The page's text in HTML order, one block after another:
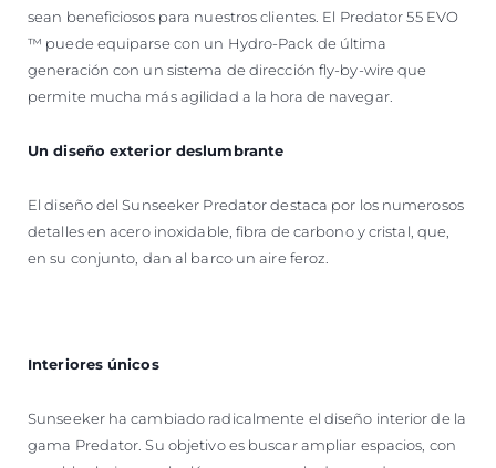
sean beneficiosos para nuestros clientes. El Predator 55 EVO
™ puede equiparse con un Hydro-Pack de última
generación con un sistema de dirección fly-by-wire que
permite mucha más agilidad a la hora de navegar.
Un diseño exterior deslumbrante
El diseño del Sunseeker Predator destaca por los numerosos
detalles en acero inoxidable, fibra de carbono y cristal, que,
en su conjunto, dan al barco un aire feroz.
Interiores únicos
Sunseeker ha cambiado radicalmente el diseño interior de la
gama Predator. Su objetivo es buscar ampliar espacios, con